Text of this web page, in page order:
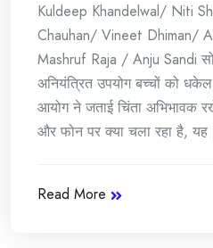
Kuldeep Khandelwal/ Niti
Chauhan/ Vineet Dhiman/
Mashruf Raja / Anju Sandi
अनियंत्रित उपयोग बच्चों को
आयोग ने जताई चिंता ​अभिभावक
और फोन पर क्या चला रहा है,
Read More